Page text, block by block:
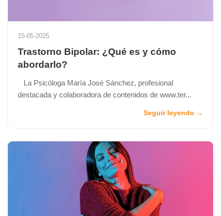
15-05-2025
Trastorno Bipolar: ¿Qué es y cómo
abordarlo?
La Psicóloga María José Sánchez, profesional
destacada y colaboradora de contenidos de www.ter...
Seguir leyendo →